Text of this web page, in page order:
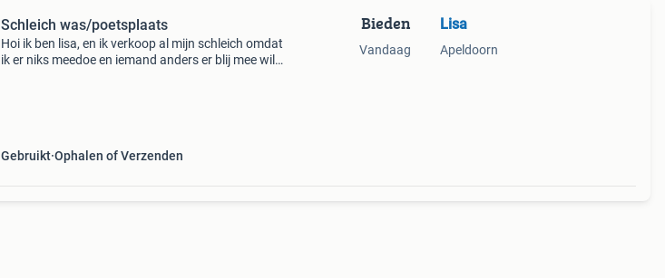
Schleich was/poetsplaats
Hoi ik ben lisa, en ik verkoop al mijn schleich omdat
ik er niks meedoe en iemand anders er blij mee wil
Gebruikt Ophalen of Verzenden
Bieden
Vandaag
Lisa
Apeldoorn